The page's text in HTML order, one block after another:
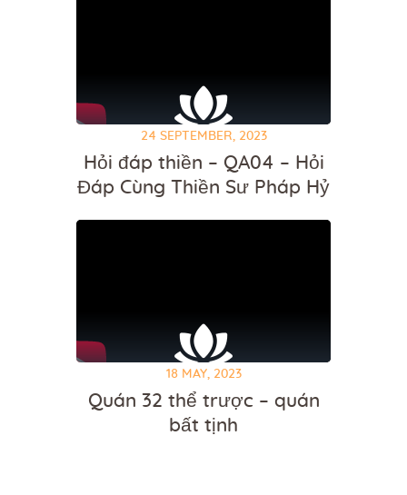
24 SEPTEMBER, 2023
Hỏi đáp thiền – QA04 – Hỏi
Đáp Cùng Thiền Sư Pháp Hỷ
18 MAY, 2023
Quán 32 thể trược – quán
bất tịnh